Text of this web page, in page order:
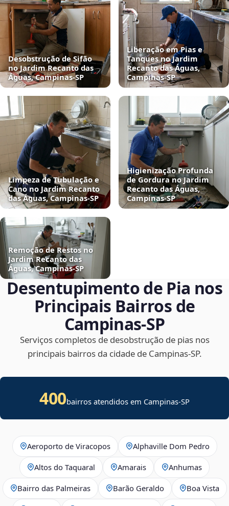
Desobstrução de Sifão
no Jardim Recanto das
Águas, Campinas‑SP
Liberação em Pias e
Tanques no Jardim
Recanto das Águas,
Campinas‑SP
Limpeza de Tubulação e
Cano no Jardim Recanto
das Águas, Campinas‑SP
Higienização Profunda
de Gordura no Jardim
Recanto das Águas,
Campinas‑SP
Remoção de Restos no
Jardim Recanto das
Águas, Campinas‑SP
Desentupimento de Pia nos
Principais Bairros de
Campinas‑SP
Serviços completos de desobstrução de pias nos
principais bairros da cidade de Campinas‑SP.
400bairros atendidos em Campinas-SP
Aeroporto de Viracopos Alphaville Dom Pedro
Altos do Taquaral Amarais Anhumas
Bairro das Palmeiras Barão Geraldo Boa Vista